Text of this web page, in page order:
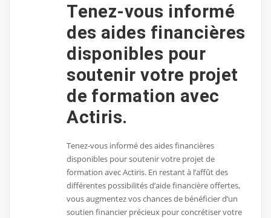
Tenez-vous informé
des aides financières
disponibles pour
soutenir votre projet
de formation avec
Actiris.
Tenez-vous informé des aides financières
disponibles pour soutenir votre projet de
formation avec Actiris. En restant à l’affût des
différentes possibilités d’aide financière offertes,
vous augmentez vos chances de bénéficier d’un
soutien financier précieux pour concrétiser votre